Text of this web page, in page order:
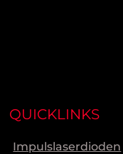
QUICKLINKS
Impulslaserdioden